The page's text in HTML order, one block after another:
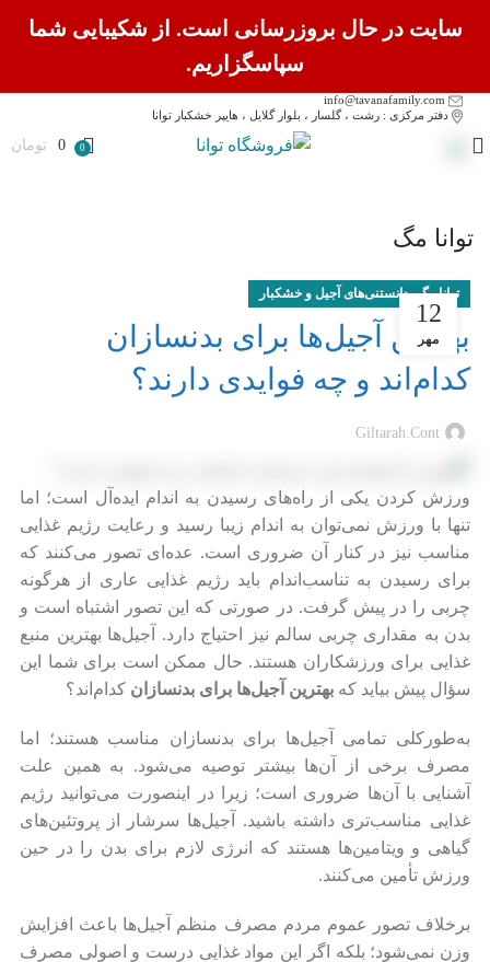
دفتر مرکزی : رشت ، گلسار ، بلوار گلایل ، هایپر خشکبار توانا
0
0 تومان
توانا مگ
توانا مگ,دانستنی‌های آجیل و خشکبار
بهترین آجیل‌ها برای بدنسازان
کدام‌اند و چه فوایدی دارند؟
Giltarah.cont
12
مهر
ورزش کردن یکی از راه‌های رسیدن به اندام ایده‌آل است؛ اما
تنها با ورزش نمی‌توان به اندام زیبا رسید و رعایت رژیم غذایی
مناسب نیز در کنار آن ضروری است. عده‌ای تصور می‌کنند که
برای رسیدن به تناسب‌اندام باید رژیم غذایی عاری از هرگونه
چربی را در پیش گرفت. در صورتی که این تصور اشتباه است و
بدن به مقداری چربی سالم نیز احتیاج دارد. آجیل‌ها بهترین منبع
غذایی برای ورزشکاران هستند. حال ممکن است برای شما این
سؤال پیش بیاید که بهترین آجیل‌ها برای بدنسازان کدام‌اند؟
به‌طورکلی تمامی آجیل‌ها برای بدنسازان مناسب هستند؛ اما
مصرف برخی از آن‌ها بیشتر توصیه می‌شود. به همین علت
آشنایی با آن‌ها ضروری است؛ زیرا در اینصورت می‌توانید رژیم
غذایی مناسب‌تری داشته باشید. آجیل‌ها سرشار از پروتئین‌های
گیاهی و ویتامین‌ها هستند که انرژی لازم برای بدن را در حین
ورزش تأمین می‌کنند.
برخلاف تصور عموم مردم مصرف منظم آجیل‌ها باعث افزایش
وزن نمی‌شود؛ بلکه اگر این مواد غذایی درست و اصولی مصرف
سایت در حال بروزرسانی است. از شکیبایی شما
سپاسگزاریم.